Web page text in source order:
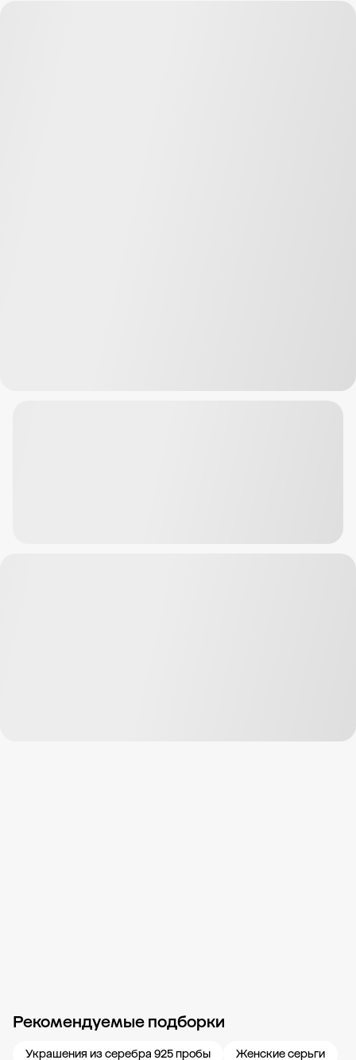
Рекомендуемые подборки
Украшения из серебра 925 пробы Женские серьги
Новости компании Журнал ЗОЛОТОЙ Блог